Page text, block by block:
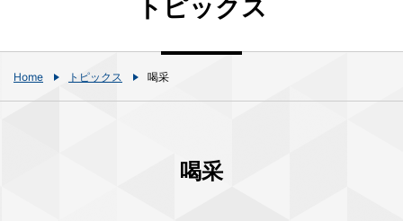
トピックス
Home トピックス 喝采
喝采